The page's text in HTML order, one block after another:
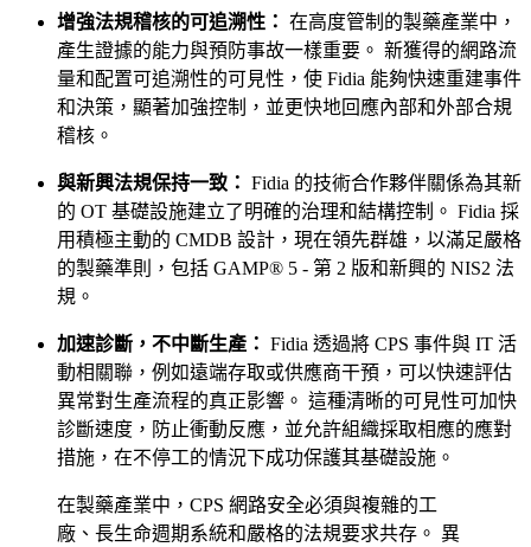
增強法規稽核的可追溯性： 在高度管制的製藥產業中，
產生證據的能力與預防事故一樣重要。 新獲得的網路流
量和配置可追溯性的可見性，使 Fidia 能夠快速重建事件
和決策，顯著加強控制，並更快地回應內部和外部合規
稽核。
與新興法規保持一致： Fidia 的技術合作夥伴關係為其新
的 OT 基礎設施建立了明確的治理和結構控制。 Fidia 採
用積極主動的 CMDB 設計，現在領先群雄，以滿足嚴格
的製藥準則，包括 GAMP® 5 - 第 2 版和新興的 NIS2 法
規。
加速診斷，不中斷生產： Fidia 透過將 CPS 事件與 IT 活
動相關聯，例如遠端存取或供應商干預，可以快速評估
異常對生產流程的真正影響。 這種清晰的可見性可加快
診斷速度，防止衝動反應，並允許組織採取相應的應對
措施，在不停工的情況下成功保護其基礎設施。
在製藥產業中，CPS 網路安全必須與複雜的工
廠、長生命週期系統和嚴格的法規要求共存。 異